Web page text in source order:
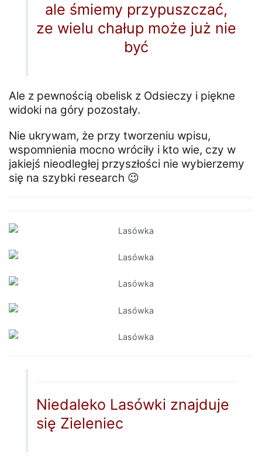
ale śmiemy przypuszczać,
ze wielu chałup może już nie
być
Ale z pewnością obelisk z Odsieczy i piękne
widoki na góry pozostały.
Nie ukrywam, że przy tworzeniu wpisu,
wspomnienia mocno wróciły i kto wie, czy w
jakiejś nieodległej przyszłości nie wybierzemy
się na szybki research 😉
Niedaleko Lasówki znajduje
się Zieleniec